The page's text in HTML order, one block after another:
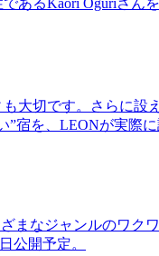
あるKaori Oguriさん
大切です。さらに設
宿を、LEONが実際
まなジャンルのワク
公開予定。